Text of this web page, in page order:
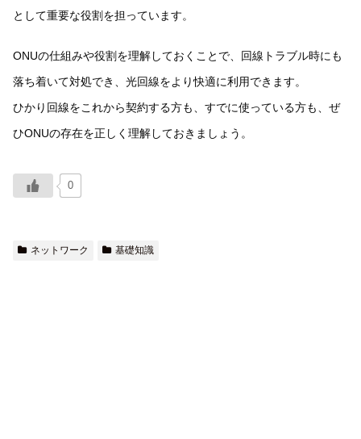
として重要な役割を担っています。
ONUの仕組みや役割を理解しておくことで、回線トラブル時にも
落ち着いて対処でき、光回線をより快適に利用できます。
ひかり回線をこれから契約する方も、すでに使っている方も、ぜ
ひONUの存在を正しく理解しておきましょう。
0
ネットワーク 基礎知識